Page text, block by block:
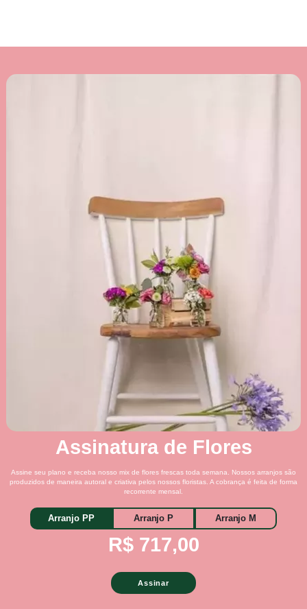
Assinatura de Flores
Assine seu plano e receba nosso mix de flores frescas toda semana. Nossos arranjos são
produzidos de maneira autoral e criativa pelos nossos floristas. A cobrança é feita de forma
recorrente mensal.
Arranjo PP Arranjo P Arranjo M
R$ 717,00
Assinar